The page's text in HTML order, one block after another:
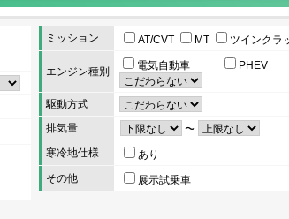
ミッション AT/CVT MT ツインクラ
エンジン種別 電気自動車 PHEV
駆動方式
排気量
〜
寒冷地仕様
あり
その他
展示試乗車